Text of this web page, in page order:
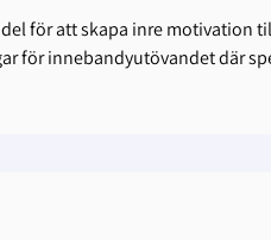
för att skapa inre motivation
innebandyutövandet där